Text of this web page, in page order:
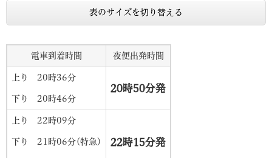
表のサイズを切り替える
電車到着時間 夜便出発時間
上り 20時36分
下り 20時46分
20時50分発
上り 22時09分
下り 21時06分(特急) 22時15分発